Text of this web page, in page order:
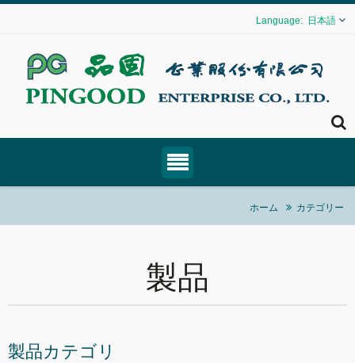
日本語
ホーム カテゴリー
製品
製品カテゴリ